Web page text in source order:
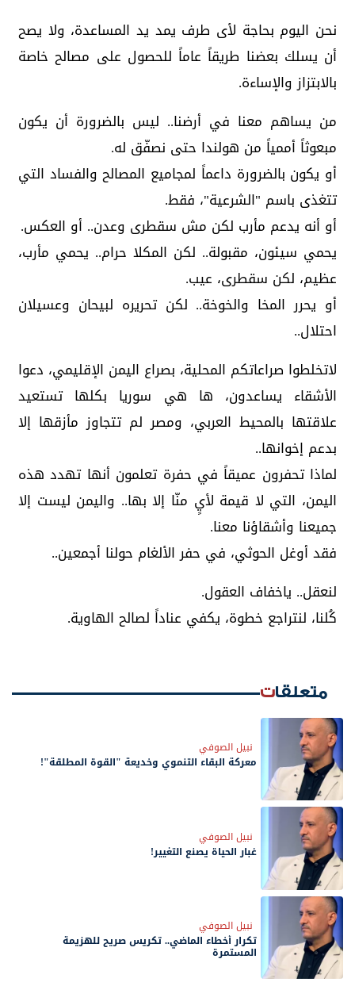
نحن اليوم بحاجة لأى طرف يمد يد المساعدة، ولا يصح
أن يسلك بعضنا طريقاً عاماً للحصول على مصالح خاصة
بالابتزاز والإساءة.
من يساهم معنا في أرضنا.. ليس بالضرورة أن يكون
مبعوثاً أممياً من هولندا حتى نصفّق له.
أو يكون بالضرورة داعماً لمجاميع المصالح والفساد التي
تتغذى باسم "الشرعية"، فقط.
أو أنه يدعم مأرب لكن مش سقطرى وعدن.. أو العكس.
يحمي سيئون، مقبولة.. لكن المكلا حرام.. يحمي مأرب،
عظيم، لكن سقطرى، عيب.
أو يحرر المخا والخوخة.. لكن تحريره لبيحان وعسيلان
احتلال..
لاتخلطوا صراعاتكم المحلية، بصراع اليمن الإقليمي، دعوا
الأشقاء يساعدون، ها هي سوريا بكلها تستعيد
علاقتها بالمحيط العربي، ومصر لم تتجاوز مأزقها إلا
بدعم إخوانها..
لماذا تحفرون عميقاً في حفرة تعلمون أنها تهدد هذه
اليمن، التي لا قيمة لأيٍ منّا إلا بها.. واليمن ليست إلا
جميعنا وأشقاؤنا معنا.
فقد أوغل الحوثي، في حفر الألغام حولنا أجمعين..
لنعقل.. ياخفاف العقول.
كُلنا، لنتراجع خطوة، يكفي عناداً لصالح الهاوية.
متعلقات
نبيل الصوفي
معركة البقاء التنموي وخديعة "القوة المطلقة"!
نبيل الصوفي
غبار الحياة يصنع التغيير!
نبيل الصوفي
تكرار أخطاء الماضي.. تكريس صريح للهزيمة
المستمرة